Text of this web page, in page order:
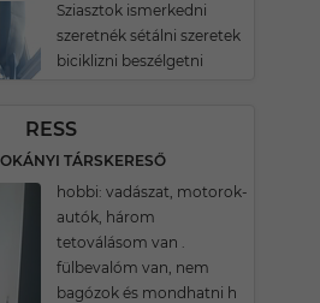
Sziasztok ismerkedni
szeretnék sétálni szeretek
biciklizni beszélgetni
RESS
TÁRSKERESŐ
hobbi: vadászat, motorok-
autók, három
tetoválásom van .
fülbevalóm van, nem
bagózok és mondhatni h